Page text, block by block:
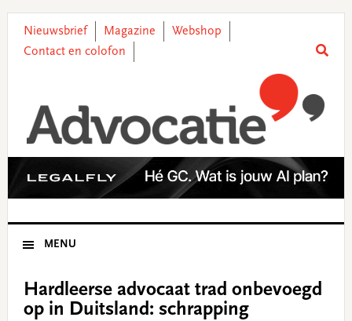
primary
main
primary
footer
Nieuwsbrief Magazine
Webshop
Contact en colofon
MENU
Hardleerse advocaat trad onbevoegd
op in Duitsland: schrapping